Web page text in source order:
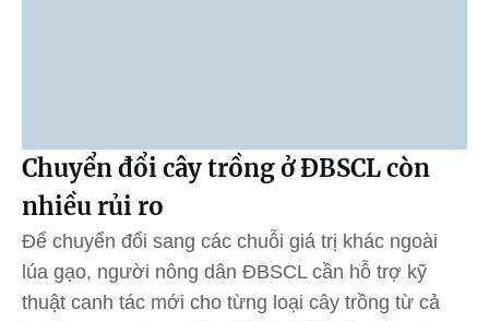
Chuyển đổi cây trồng ở ĐBSCL còn
nhiều rủi ro
Để chuyển đổi sang các chuỗi giá trị khác ngoài
lúa gạo, người nông dân ĐBSCL cần hỗ trợ kỹ
thuật canh tác mới cho từng loại cây trồng từ cả